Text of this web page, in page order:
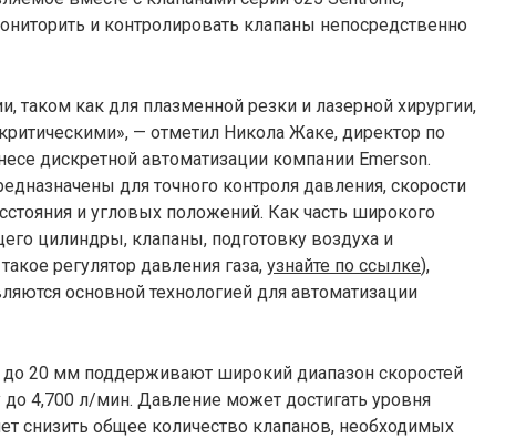
и контролировать клапаны непосредственно
таком как для плазменной резки и лазерной хирургии,
— отметил Никола Жаке, директор по
дискретной автоматизации компании Emerson.
для точного контроля давления, скорости
и угловых положений. Как часть широкого
цилиндры, клапаны, подготовку воздуха и
регулятор давления газа, узнайте по ссылке),
основной технологией для автоматизации
20 мм поддерживают широкий диапазон скоростей
до 4,700 л/мин. Давление может достигать уровня
снизить общее количество клапанов, необходимых